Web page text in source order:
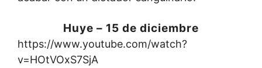
Huye – 15 de diciembre
https://www.youtube.com/watch?
v=HOtVOxS7SjA